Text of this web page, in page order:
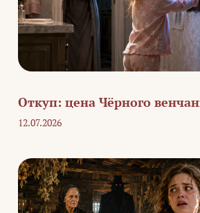
Откуп: цена Чёрного
12.07.2026